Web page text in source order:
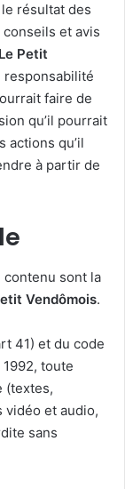
résultat des
et avis
Le Petit
faire de
qu’il pourrait
actions qu’il
à partir de
sont la
Vendômois.
41) et du code
toute
(textes,
vidéo et audio,
sans